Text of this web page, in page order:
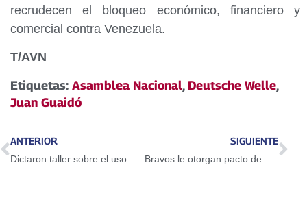
recrudecen el bloqueo económico, financiero y
comercial contra Venezuela.
T/AVN
Etiquetas: Asamblea Nacional, Deutsche Welle,
Juan Guaidó
ANTERIOR SIGUIENTE